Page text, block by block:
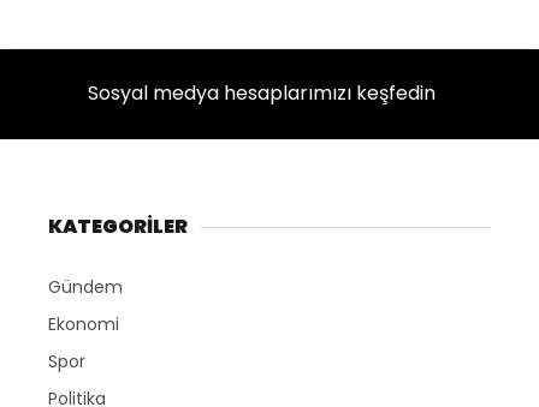
Sosyal medya hesaplarımızı keşfedin
KATEGORİLER
Gündem
Ekonomi
Spor
Politika